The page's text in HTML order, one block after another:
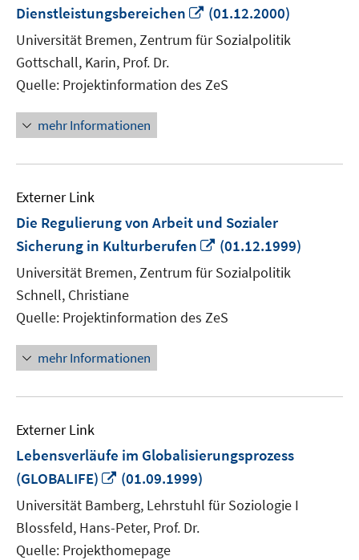
Dienstleistungsbereichen
In
neuem
Fenster
(01.12.2000)
Universität Bremen, Zentrum für Sozialpolitik
Gottschall, Karin, Prof. Dr.
Quelle: Projektinformation des ZeS
mehr Informationen
Externer Link
Die Regulierung von Arbeit und Sozialer
Sicherung in Kulturberufen
In
neuem
Fenster
(01.12.1999)
Universität Bremen, Zentrum für Sozialpolitik
Schnell, Christiane
Quelle: Projektinformation des ZeS
mehr Informationen
Externer Link
Lebensverläufe im Globalisierungsprozess
(GLOBALIFE)
In
neuem
Fenster
öffnen
(01.09.1999)
Universität Bamberg, Lehrstuhl für Soziologie I
Blossfeld, Hans-Peter, Prof. Dr.
Quelle: Projekthomepage